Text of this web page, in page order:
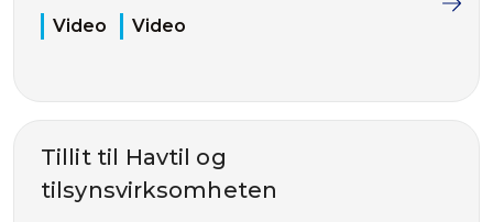
Video
Video
Tillit til Havtil og
tilsynsvirksomheten